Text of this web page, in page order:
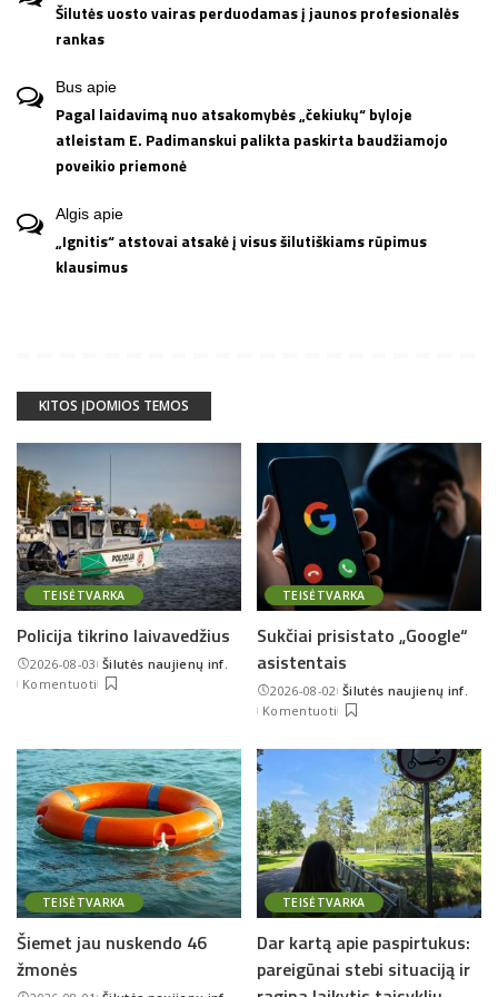
Šilutės uosto vairas perduodamas į jaunos profesionalės
rankas
Bus apie
Pagal laidavimą nuo atsakomybės „čekiukų“ byloje
atleistam E. Padimanskui palikta paskirta baudžiamojo
poveikio priemonė
Algis apie
„Ignitis“ atstovai atsakė į visus šilutiškiams rūpimus
klausimus
KITOS ĮDOMIOS TEMOS
TEISĖTVARKA
Policija tikrino laivavedžius
2026-08-03Posted
by
Šilutės naujienų inf.
Komentuoti
TEISĖTVARKA
Sukčiai prisistato „Google“
asistentais
2026-08-02Posted
by
Šilutės naujienų inf.
Komentuoti
TEISĖTVARKA
Šiemet jau nuskendo 46
žmonės
TEISĖTVARKA
Dar kartą apie paspirtukus:
pareigūnai stebi situaciją ir